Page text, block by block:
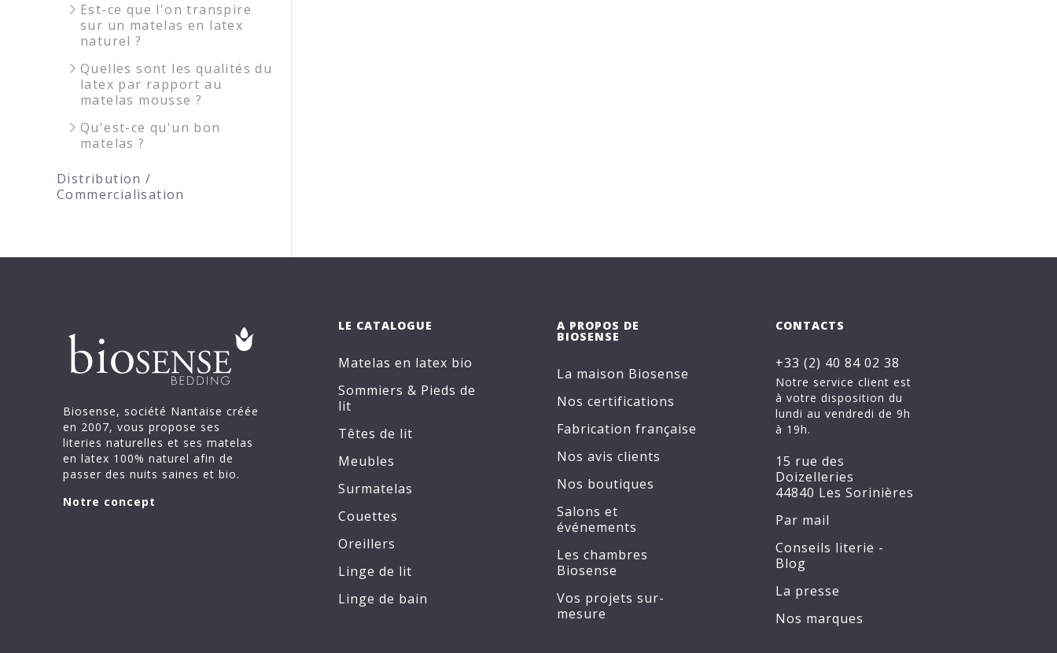
Est-ce que l'on transpire
sur un matelas en latex
naturel ?
Quelles sont les qualités du
latex par rapport au
matelas mousse ?
Qu'est-ce qu'un bon
matelas ?
Distribution /
Commercialisation
Biosense, société Nantaise créée
en 2007, vous propose ses
literies naturelles et ses matelas
en latex 100% naturel afin de
passer des nuits saines et bio.
Notre concept
LE CATALOGUE
Matelas en latex bio
Sommiers & Pieds de
lit
Têtes de lit
Meubles
Surmatelas
Couettes
Oreillers
Linge de lit
Linge de bain
A PROPOS DE
BIOSENSE
La maison Biosense
Nos certifications
Fabrication française
Nos avis clients
Nos boutiques
Salons et
événements
Les chambres
Biosense
Vos projets sur-
mesure
CONTACTS
+33 (2) 40 84 02 38
Notre service client est
à votre disposition du
lundi au vendredi de 9h
à 19h.
15 rue des
Doizelleries
44840 Les Sorinières
Par mail
Conseils literie -
Blog
La presse
Nos marques